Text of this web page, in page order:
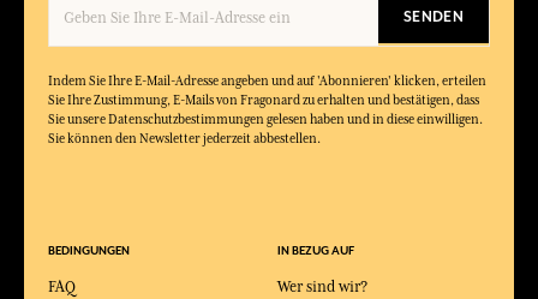
SENDEN
Indem Sie Ihre E-Mail-Adresse angeben und auf 'Abonnieren' klicken, erteilen
Sie Ihre Zustimmung, E-Mails von Fragonard zu erhalten und bestätigen, dass
Sie unsere Datenschutzbestimmungen gelesen haben und in diese einwilligen.
Sie können den Newsletter jederzeit abbestellen.
BEDINGUNGEN
FAQ
IN BEZUG AUF
Wer sind wir?